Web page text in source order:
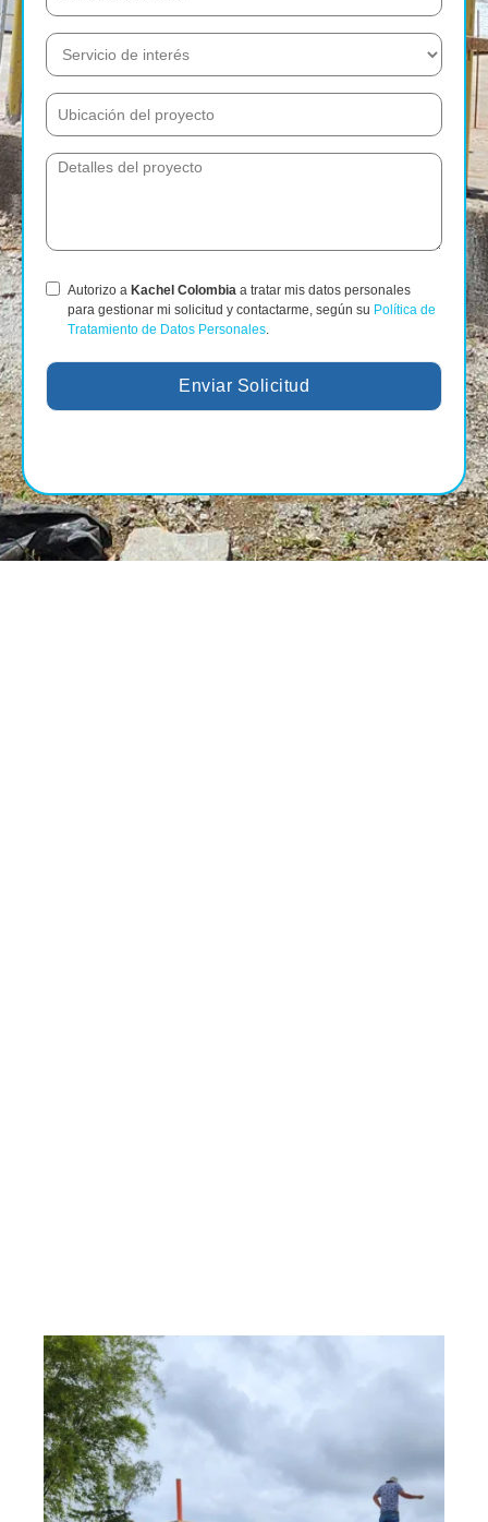
Autorizo a Kachel Colombia a tratar mis datos personales
para gestionar mi solicitud y contactarme, según su Política de
Tratamiento de Datos Personales
Enviar Solicitud